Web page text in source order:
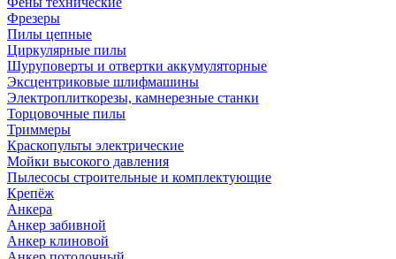
Фрезеры
Пилы цепные
Циркулярные пилы
Шуруповерты и отвертки аккумуляторные
Эксцентриковые шлифмашины
Электроплиткорезы, камнерезные станки
Торцовочные пилы
Триммеры
Краскопульты электрические
Мойки высокого давления
Пылесосы строительные и комплектующие
Крепёж
Анкера
Анкер забивной
Анкер клиновой